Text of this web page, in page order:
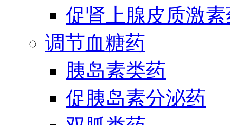
促肾上腺皮质激
调节血糖药
胰岛素类药
促胰岛素分泌药